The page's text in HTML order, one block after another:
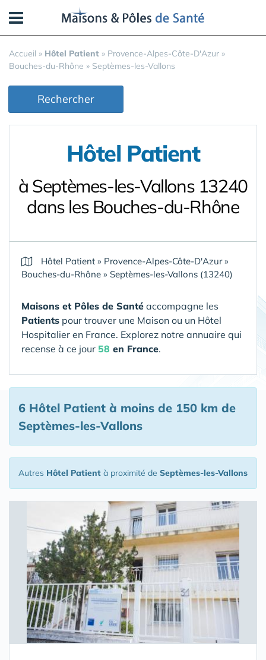
Accueil » Hôtel Patient » Provence-Alpes-Côte-D'Azur »
Bouches-du-Rhône » Septèmes-les-Vallons
Rechercher
Hôtel Patient
à Septèmes-les-Vallons 13240
dans les Bouches-du-Rhône
Hôtel Patient » Provence-Alpes-Côte-D'Azur»
Bouches-du-Rhône » Septèmes-les-Vallons (13240)
Maisons et Pôles de Santé accompagne les
Patients pour trouver une Maison ou un Hôtel
Hospitalier en France. Explorez notre annuaire qui
recense à ce jour 58 en France.
6 Hôtel Patient à moins de 150 km de
Septèmes-les-Vallons
Autres Hôtel Patient à proximité de Septèmes-les-Vallons
Panneau de gestion des cookies